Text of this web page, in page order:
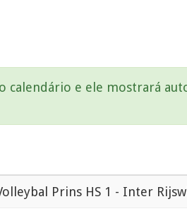
calendário e ele mostrará
Prins HS 1 - Inter